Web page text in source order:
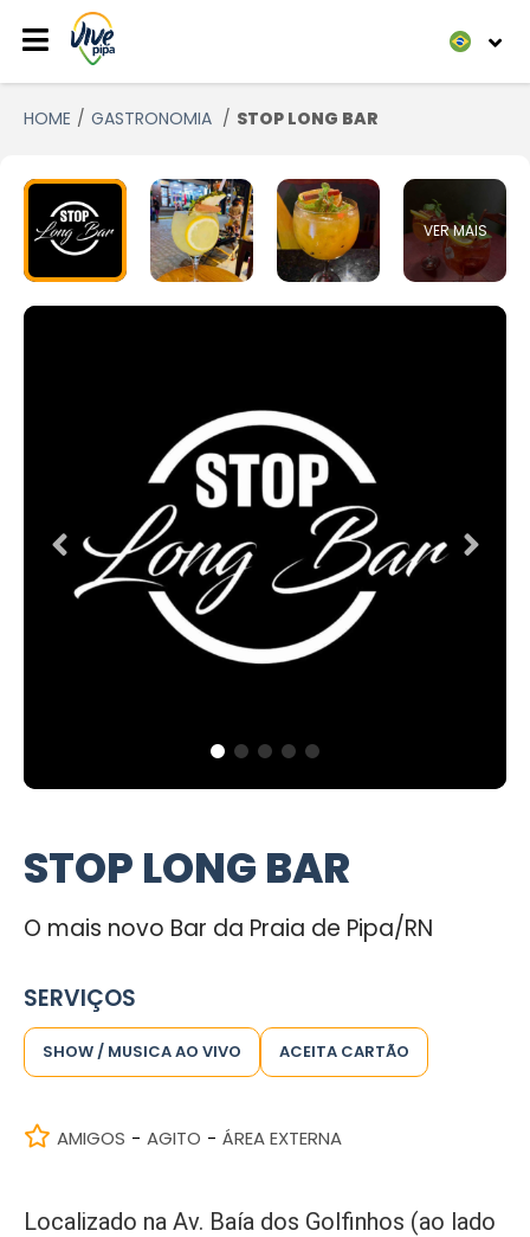
HOME GASTRONOMIA STOP LONG BAR
VER MAIS
STOP LONG BAR
O mais novo Bar da Praia de Pipa/RN
SERVIÇOS
SHOW / MUSICA AO VIVO ACEITA CARTÃO
AMIGOS - AGITO - ÁREA EXTERNA
Localizado na Av. Baía dos Golfinhos (ao lado